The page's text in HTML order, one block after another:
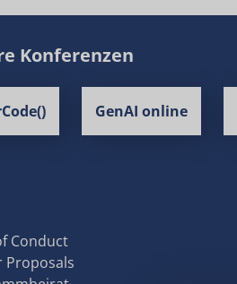
Konferenzen
GenAI online
Conduct
Proposals